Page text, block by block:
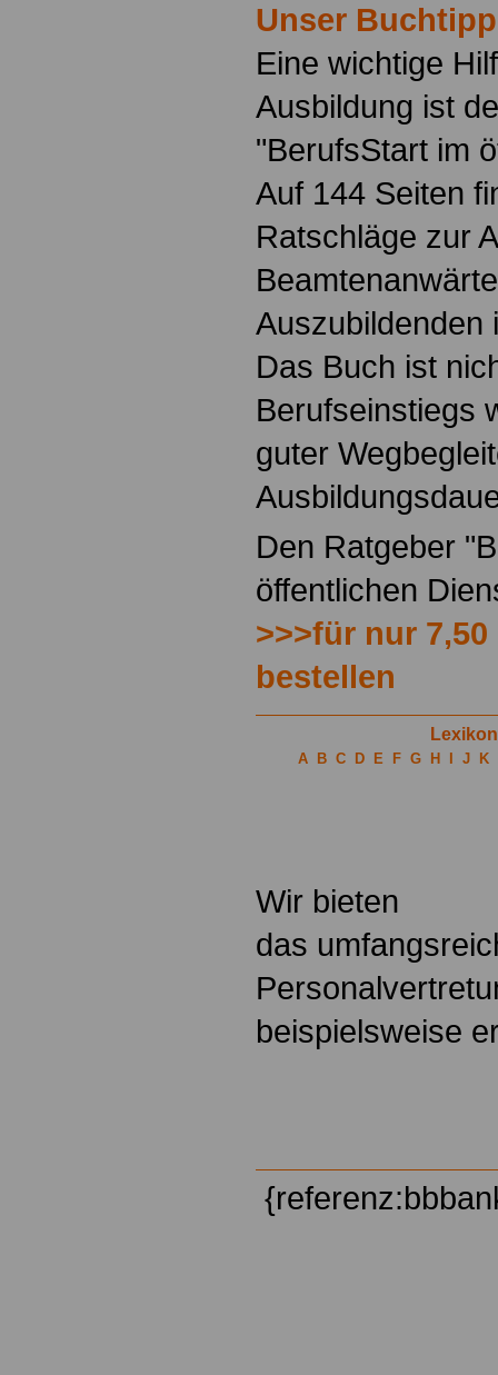
Unser Buchtipp
Eine wichtige
Ausbildung ist
"BerufsStart im
Auf 144 Seiten
Ratschläge zur
Auszubildenden
Das Buch ist
Berufseinstiegs
guter
Den Ratgeber
öffentlichen
>>>für nur
bestellen
A B C D E F G H J K
Wir bieten
das
beispielsweise